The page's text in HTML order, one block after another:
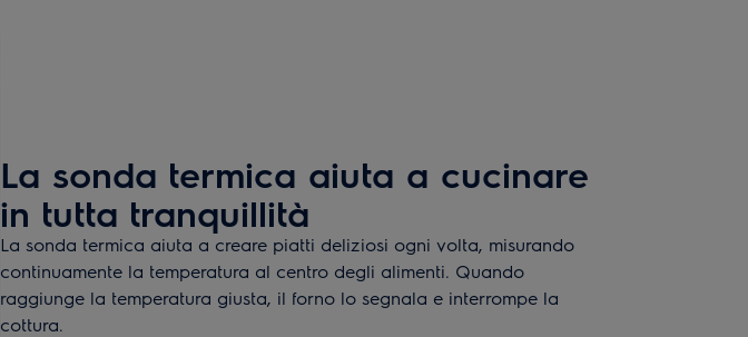
La sonda termica aiuta a cucinare
in tutta tranquillità
La sonda termica aiuta a creare piatti deliziosi ogni volta, misurando
continuamente la temperatura al centro degli alimenti. Quando
raggiunge la temperatura giusta, il forno lo segnala e interrompe la
cottura.